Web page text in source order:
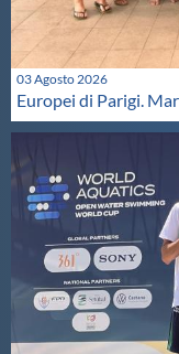
03 Agosto 2026
Europei di Parigi.